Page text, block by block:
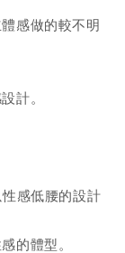
感做的較不明
計。
感低腰的設計
的體型。